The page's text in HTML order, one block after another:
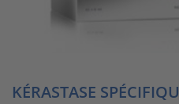
KÉRASTASE